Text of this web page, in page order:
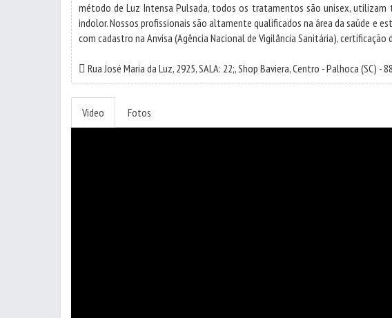
método de Luz Intensa Pulsada, todos os tratamentos são unisex,
indolor. Nossos profissionais são altamente qualificados na área da saúde e
com cadastro na Anvisa (Agência Nacional de Vigilância Sanitária),
Rua José Maria da Luz, 2925, SALA: 22;, Shop Baviera,Centro -Palhoca (SC) -
Video Fotos